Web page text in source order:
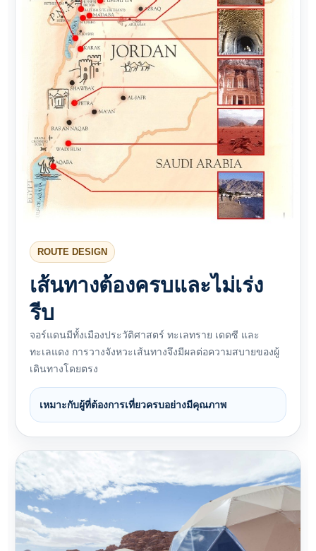
ROUTE DESIGN
เส้นทางต้องครบและไม่เร่ง
รีบ
จอร์แดนมีทั้งเมืองประวัติศาสตร์ ทะเลทราย เดดซี และ
ทะเลแดง การวางจังหวะเส้นทางจึงมีผลต่อความสบายของผู้
เดินทางโดยตรง
เหมาะกับผู้ที่ต้องการเที่ยวครบอย่างมีคุณภาพ